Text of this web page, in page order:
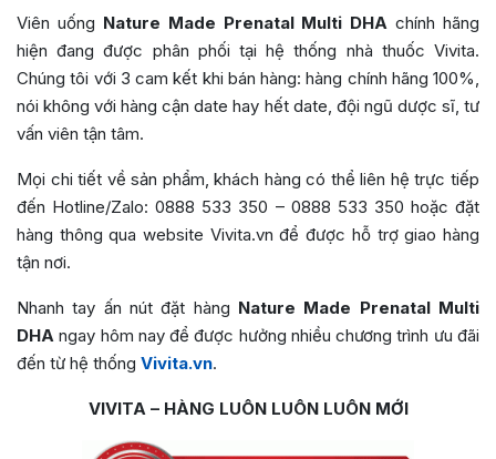
Viên uống Nature Made Prenatal Multi DHA chính hãng
hiện đang được phân phối tại hệ thống nhà thuốc Vivita.
Chúng tôi với 3 cam kết khi bán hàng: hàng chính hãng 100%,
nói không với hàng cận date hay hết date, đội ngũ dược sĩ, tư
vấn viên tận tâm.
Mọi chi tiết về sản phẩm, khách hàng có thể liên hệ trực tiếp
đến Hotline/Zalo: 0888 533 350 – 0888 533 350 hoặc đặt
hàng thông qua website Vivita.vn để được hỗ trợ giao hàng
tận nơi.
Nhanh tay ấn nút đặt hàng Nature Made Prenatal Multi
DHA ngay hôm nay để được hưởng nhiều chương trình ưu đãi
đến từ hệ thống Vivita.vn.
VIVITA – HÀNG LUÔN LUÔN LUÔN MỚI